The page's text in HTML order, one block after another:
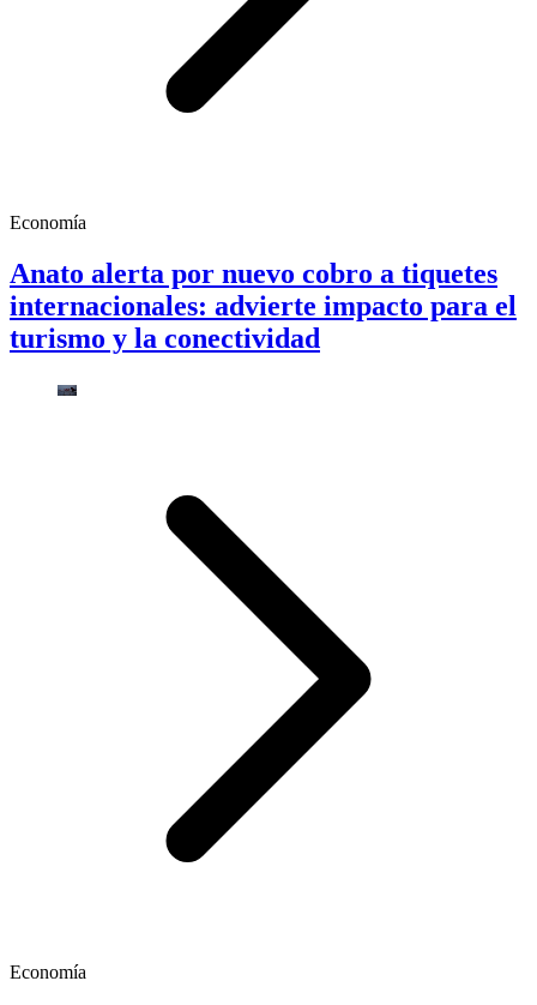
Economía
Anato alerta por nuevo cobro a tiquetes
internacionales: advierte impacto para el
turismo y la conectividad
Economía